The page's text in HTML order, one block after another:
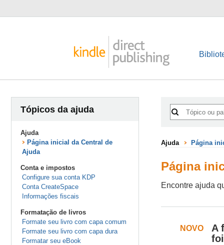
Tópicos da ajuda
Ajuda
Página inicial da Central de
Ajuda
Conta e impostos
Configure sua conta KDP
Conta CreateSpace
Informações fiscais
Formatação de livros
Formate seu livro com capa comum
Formate seu livro com capa dura
Formatar seu eBook
Ajuda Página
Página
Encontre ajuda
NOVO
A